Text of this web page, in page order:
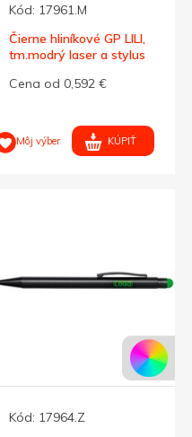
Kód: 17961.M
Čierne hliníkové GP LILI,
tm.modrý laser a stylus
Cena od 0,592 €
Môj výber KÚPIŤ
Kód: 17964.Z